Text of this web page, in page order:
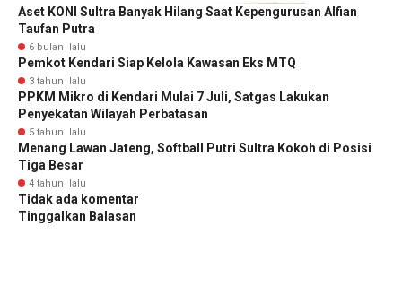
Aset KONI Sultra Banyak Hilang Saat Kepengurusan Alfian
Taufan Putra
6 bulan lalu
Pemkot Kendari Siap Kelola Kawasan Eks MTQ
3 tahun lalu
PPKM Mikro di Kendari Mulai 7 Juli, Satgas Lakukan
Penyekatan Wilayah Perbatasan
5 tahun lalu
Menang Lawan Jateng, Softball Putri Sultra Kokoh di Posisi
Tiga Besar
4 tahun lalu
Tidak ada komentar
Tinggalkan Balasan